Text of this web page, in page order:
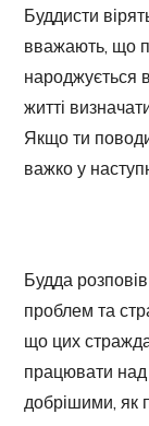
Буддисти
вважають, що
народжується
житті
Якщо ти
важко у
Будда
проблем та
що цих
працювати над
добрішими, як